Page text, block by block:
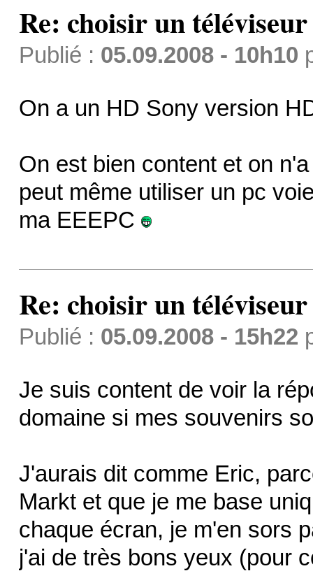
Re: choisir un téléviseur
Publié : 05.09.2008 - 10h10
On a un HD Sony version
On est bien content et on
peut même utiliser un pc
ma EEEPC
Re: choisir un téléviseur
Publié : 05.09.2008 - 15h22
Je suis content de voir la
domaine si mes souvenirs
J'aurais dit comme Eric,
Markt et que je me base
chaque écran, je m'en sors
j'ai de très bons yeux (pour